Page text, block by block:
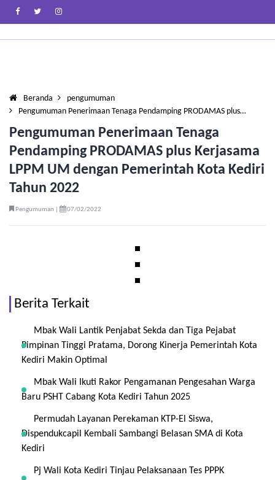
Beranda
pengumuman
Pengumuman Penerimaan Tenaga Pendamping PRODAMAS plus…
Pengumuman Penerimaan Tenaga
Pendamping PRODAMAS plus Kerjasama
LPPM UM dengan Pemerintah Kota Kediri
Tahun 2022
Pengumuman | 07/02/2022
Berita Terkait
Mbak Wali Lantik Penjabat Sekda dan Tiga Pejabat
Pimpinan Tinggi Pratama, Dorong Kinerja Pemerintah Kota
Kediri Makin Optimal
Mbak Wali Ikuti Rakor Pengamanan Pengesahan Warga
Baru PSHT Cabang Kota Kediri Tahun 2025
Permudah Layanan Perekaman KTP-El Siswa,
Dispendukcapil Kembali Sambangi Belasan SMA di Kota
Kediri
Pj Wali Kota Kediri Tinjau Pelaksanaan Tes PPPK